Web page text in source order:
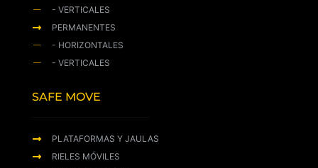
- VERTICALES
PERMANENTES
- HORIZONTALES
- VERTICALES
SAFE MOVE
PLATAFORMAS Y JAULAS
RIELES MÓVILES